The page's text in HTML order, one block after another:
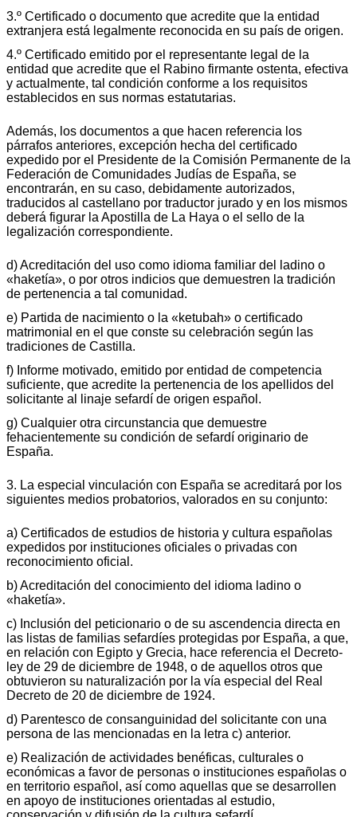
3.º Certificado o documento que acredite que la entidad
extranjera está legalmente reconocida en su país de origen.
4.º Certificado emitido por el representante legal de la
entidad que acredite que el Rabino firmante ostenta, efectiva
y actualmente, tal condición conforme a los requisitos
establecidos en sus normas estatutarias.
Además, los documentos a que hacen referencia los
párrafos anteriores, excepción hecha del certificado
expedido por el Presidente de la Comisión Permanente de la
Federación de Comunidades Judías de España, se
encontrarán, en su caso, debidamente autorizados,
traducidos al castellano por traductor jurado y en los mismos
deberá figurar la Apostilla de La Haya o el sello de la
legalización correspondiente.
d) Acreditación del uso como idioma familiar del ladino o
«haketía», o por otros indicios que demuestren la tradición
de pertenencia a tal comunidad.
e) Partida de nacimiento o la «ketubah» o certificado
matrimonial en el que conste su celebración según las
tradiciones de Castilla.
f) Informe motivado, emitido por entidad de competencia
suficiente, que acredite la pertenencia de los apellidos del
solicitante al linaje sefardí de origen español.
g) Cualquier otra circunstancia que demuestre
fehacientemente su condición de sefardí originario de
España.
3. La especial vinculación con España se acreditará por los
siguientes medios probatorios, valorados en su conjunto:
a) Certificados de estudios de historia y cultura españolas
expedidos por instituciones oficiales o privadas con
reconocimiento oficial.
b) Acreditación del conocimiento del idioma ladino o
«haketía».
c) Inclusión del peticionario o de su ascendencia directa en
las listas de familias sefardíes protegidas por España, a que,
en relación con Egipto y Grecia, hace referencia el Decreto-
ley de 29 de diciembre de 1948, o de aquellos otros que
obtuvieron su naturalización por la vía especial del Real
Decreto de 20 de diciembre de 1924.
d) Parentesco de consanguinidad del solicitante con una
persona de las mencionadas en la letra c) anterior.
e) Realización de actividades benéficas, culturales o
económicas a favor de personas o instituciones españolas o
en territorio español, así como aquellas que se desarrollen
en apoyo de instituciones orientadas al estudio,